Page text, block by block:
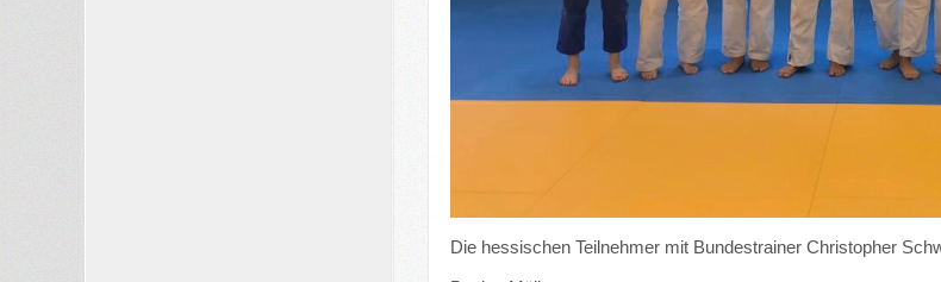
Die hessischen Teilnehmer mit Bundestrainer Christopher